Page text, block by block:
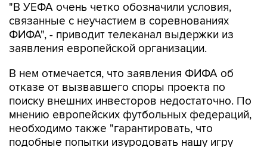
"В УЕФА очень четко обозначили условия,
связанные с неучастием в соревнованиях
ФИФА", - приводит телеканал выдержки из
заявления европейской организации.
В нем отмечается, что заявления ФИФА об
отказе от вызвавшего споры проекта по
поиску внешних инвесторов недостаточно. По
мнению европейских футбольных федераций,
необходимо также "гарантировать, что
подобные попытки изуродовать нашу игру